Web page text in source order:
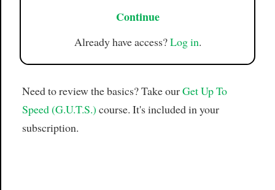
Continue
Already have access?Log in.
Need to review the basics? Take ourGet Up To
Speed (G.U.T.S.) course. It's included in your
subscription.